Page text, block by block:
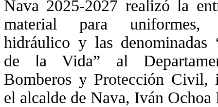
Nava 2025-2027 realizó la
material para uniformes,
hidráulico y las denominadas
de la Vida” al
Bomberos y Protección Civil,
el alcalde de Nava, Iván Ochoa